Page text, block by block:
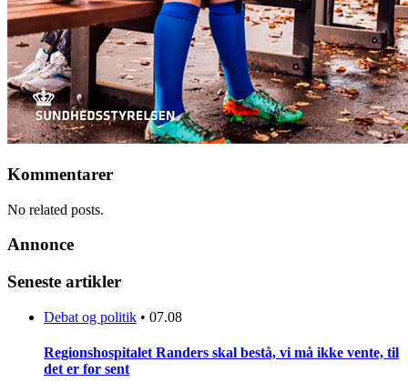
Kommentarer
No related posts.
Annonce
Seneste artikler
Debat og politik • 07.08
Regionshospitalet Randers skal bestå, vi må ikke vente, til
det er for sent